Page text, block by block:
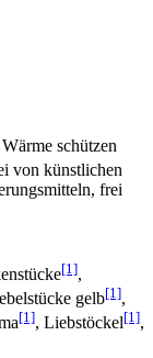
schützen
von künstlichen
frei
[1],
gelb[1],
[1], Liebstöckel[1],